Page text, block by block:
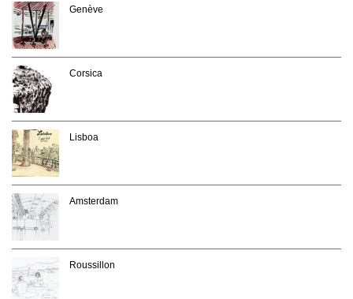
Genève
Corsica
Lisboa
Amsterdam
Roussillon